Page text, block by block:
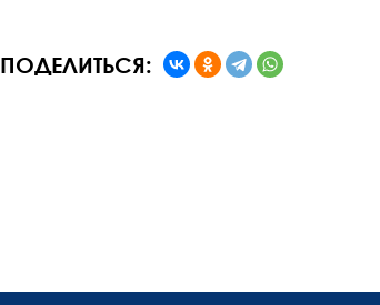
ПОДЕЛИТЬСЯ: